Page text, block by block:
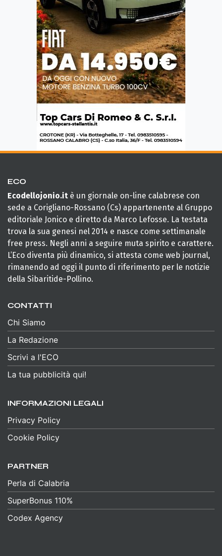
ECO
Ecodellojonio.it è un giornale on-line calabrese con
sede a Corigliano-Rossano (Cs) appartenente al Gruppo
editoriale Jonico e diretto da Marco Lefosse. La testata
trova la sua genesi nel 2014 e nasce come settimanale
free press. Negli anni a seguire muta spirito e carattere.
L’Eco diventa più dinamico, si attesta come web journal,
rimanendo ad oggi il punto di riferimento per le notizie
della Sibaritide-Pollino.
CONTATTI
Chi Siamo
La Redazione
Scrivi a l'ECO
La tua pubblicità qui!
INFORMAZIONI LEGALI
Privacy Policy
Cookie Policy
PARTNER
Perla di Calabria
SuperBonus 110%
Codex Agency